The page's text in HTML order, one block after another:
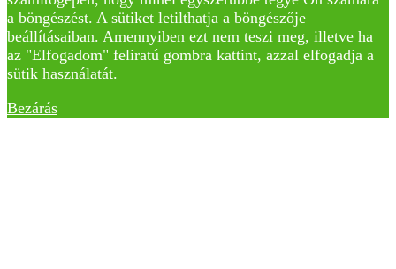
a böngészést. A sütiket letilthatja a böngészője
beállításaiban. Amennyiben ezt nem teszi meg, illetve ha
az "Elfogadom" feliratú gombra kattint, azzal elfogadja a
sütik használatát.
Bezárás